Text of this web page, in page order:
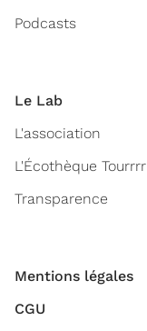
Podcasts
Le Lab
L'association
L'Écothèque Tourrrr
Transparence
Mentions légales
CGU